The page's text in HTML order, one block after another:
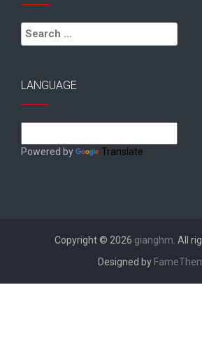
Search
for:
LANGUAGE
Powered by Translate
Copyright © 2026 gianghm. All
Designed by